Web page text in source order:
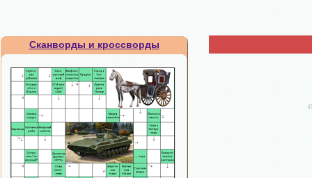
Сканворды и кроссворды